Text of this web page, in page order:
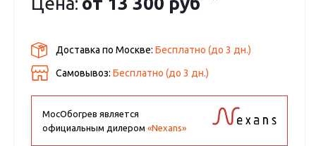
Доставка по Москве:Бесплатно (до3 дн.)
Самовывоз:Бесплатно (до3 дн.)
МосОбогрев является
официальным дилером«Nexans»